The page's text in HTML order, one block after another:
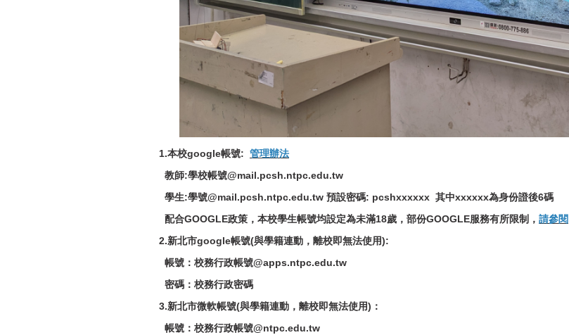
1.本校google帳號: 管理辦法
教師:學校帳號@mail.pcsh.ntpc.edu.tw
學生:學號@mail.pcsh.ntpc.edu.tw 預設密碼: pcshxxxxxx 其中xxxxxx為身份證後6碼
配合GOOGLE政策，本校學生帳號均設定為未滿18歲，部份GOOGLE服務有所限制， 請參閱
2.新北市google帳號(與學籍連動，離校即無法使用):
帳號：校務行政帳號@apps.ntpc.edu.tw
密碼：校務行政密碼
3.新北市微軟帳號(與學籍連動，離校即無法使用)：
帳號：校務行政帳號@ntpc.edu.tw